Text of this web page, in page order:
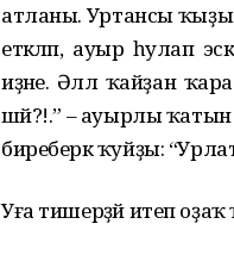
атланы. Уртансы ҡыҙы
етәкләп, ауыр һулап
иҙәне. Әллә ҡайҙан ҡара
шәй?!.” – ауырлы ҡатын
биреберәк ҡуйҙы:
Уға тишерҙәй итеп